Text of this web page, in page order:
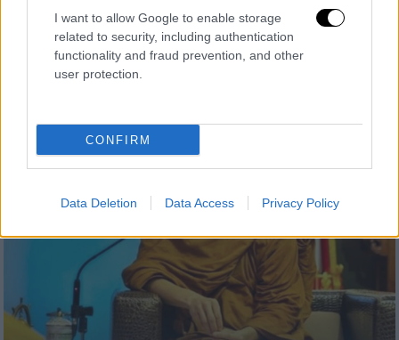
I want to allow Google to enable storage
related to security, including authentication
functionality and fraud prevention, and other
user protection.
CONFIRM
Data Deletion Data Access Privacy Policy
Στο Άγιον Όρος μεταβαίνει 5μελες κλιμάκιο
διασωστών της Ελληνικής Ομάδας
Διάσωσης με σκύλο έρευνας και drone